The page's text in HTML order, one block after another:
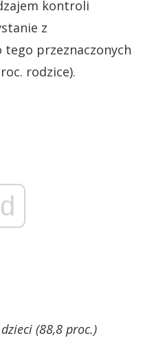
kontroli
z
przeznaczonych
rodzice).
(88,8 proc.)